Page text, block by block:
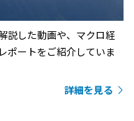
説した動画や、マクロ経
ポートをご紹介していま
詳細を見る